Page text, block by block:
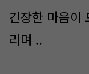
긴장한 마음이
리며 ..